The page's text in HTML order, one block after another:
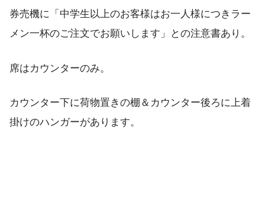
券売機に「中学生以上のお客様はお一人様につきラー
メン一杯のご注文でお願いします」との注意書あり。
席はカウンターのみ。
カウンター下に荷物置きの棚＆カウンター後ろに上着
掛けのハンガーがあります。